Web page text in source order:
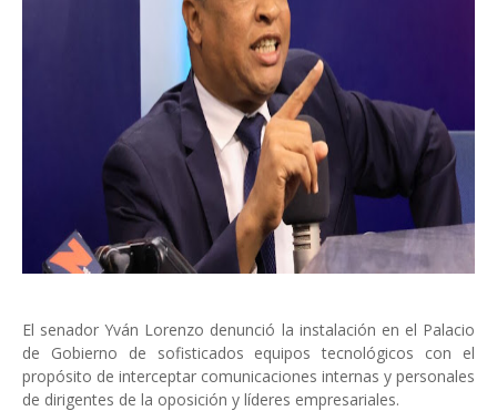
El senador Yván Lorenzo denunció la instalación en el Palacio
de Gobierno de sofisticados equipos tecnológicos con el
propósito de interceptar comunicaciones internas y personales
de dirigentes de la oposición y líderes empresariales.